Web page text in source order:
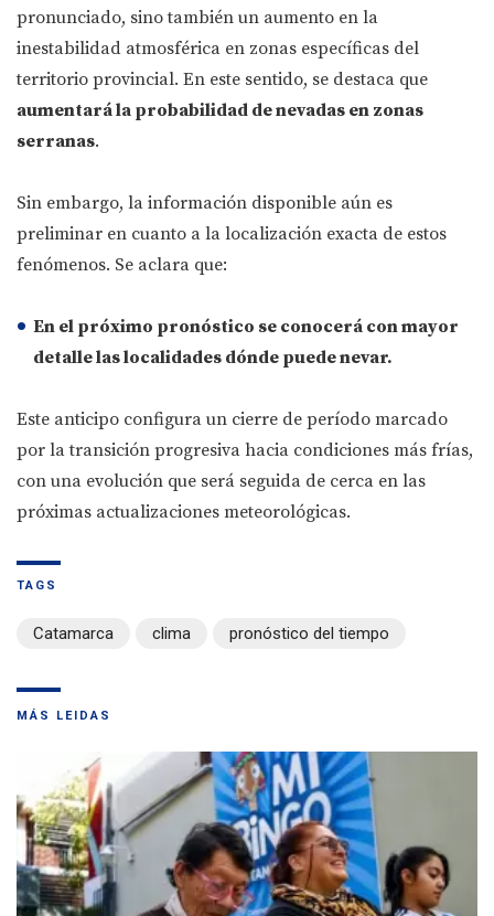
pronunciado, sino también un aumento en la
inestabilidad atmosférica en zonas específicas del
territorio provincial. En este sentido, se destaca que
aumentará la probabilidad de nevadas en zonas
serranas.
Sin embargo, la información disponible aún es
preliminar en cuanto a la localización exacta de estos
fenómenos. Se aclara que:
En el próximo pronóstico se conocerá con mayor
detalle las localidades dónde puede nevar.
Este anticipo configura un cierre de período marcado
por la transición progresiva hacia condiciones más frías,
con una evolución que será seguida de cerca en las
próximas actualizaciones meteorológicas.
TAGS
Catamarca clima pronóstico del tiempo
MÁS LEIDAS